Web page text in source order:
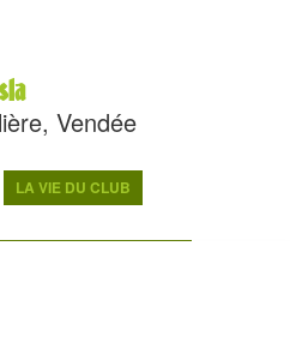
Vendée
LA VIE DU CLUB